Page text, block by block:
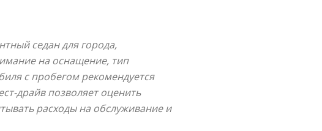
седан для города,
на оснащение, тип
с пробегом рекомендуется
драйв позволяет оценить
расходы на обслуживание и